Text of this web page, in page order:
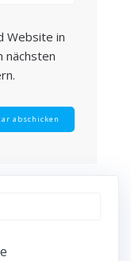
Website in
nächsten